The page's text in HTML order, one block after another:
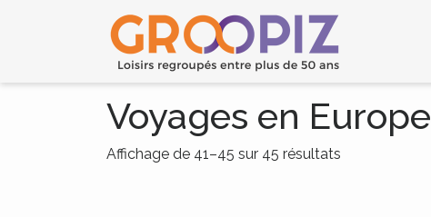
Voyages en Europe
Affichage de 41–45 sur 45 résultats